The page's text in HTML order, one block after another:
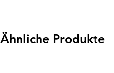
Ähnliche Produkte